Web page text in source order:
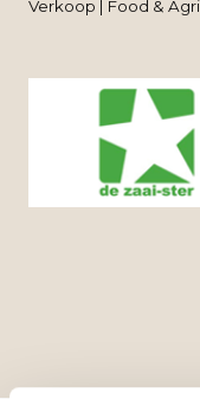
Verkoop | Food & Agri